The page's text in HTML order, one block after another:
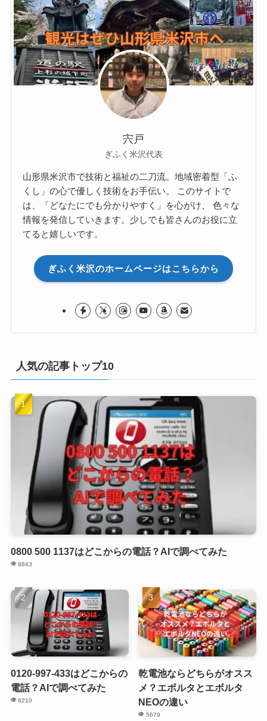
宍戸
ぎふく米沢代表
山形県米沢市で技術と福祉の二刀流。地域密着型「ふ
くし」の心で優しく技術をお手伝い。 このサイトで
は、「どなたにでも分かりやすく」を心がけ、 色々な
情報を発信していきます。少しでも皆さんのお役に立
てると嬉しいです。
ぎふく米沢のホームページはこちらから
人気の記事トップ10
0800 500 1137はどこからの電話？AIで調べてみた
8843
0120-997-433はどこからの
電話？AIで調べてみた
6210
乾電池ならどちらがオスス
メ？エボルタとエボルタ
NEOの違い
5679